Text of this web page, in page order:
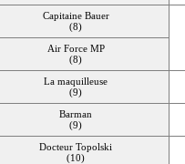
Capitaine Bauer
(8)
Air Force MP
(8)
La maquilleuse
(9)
Barman
(9)
Docteur Topolski
(10)